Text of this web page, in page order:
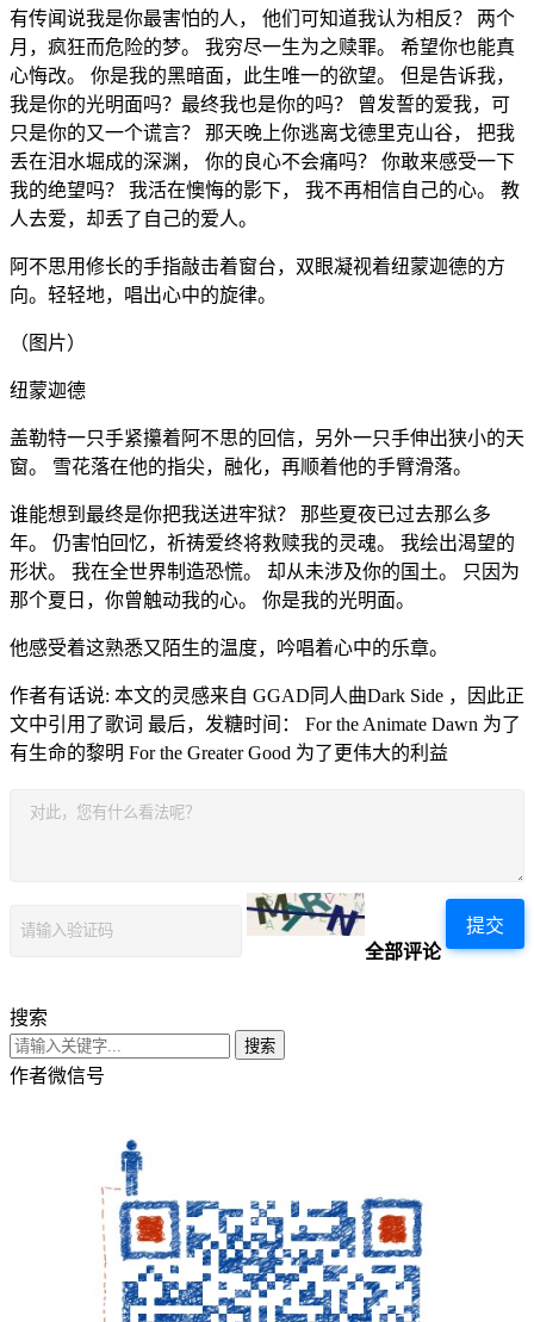
有传闻说我是你最害怕的人， 他们可知道我认为相反？ 两个
月，疯狂而危险的梦。 我穷尽一生为之赎罪。 希望你也能真
心悔改。 你是我的黑暗面，此生唯一的欲望。 但是告诉我，
我是你的光明面吗？最终我也是你的吗？ 曾发誓的爱我，可
只是你的又一个谎言？ 那天晚上你逃离戈德里克山谷， 把我
丢在泪水堀成的深渊， 你的良心不会痛吗？ 你敢来感受一下
我的绝望吗？ 我活在懊悔的影下， 我不再相信自己的心。 教
人去爱，却丢了自己的爱人。
阿不思用修长的手指敲击着窗台，双眼凝视着纽蒙迦德的方
向。轻轻地，唱出心中的旋律。
（图片）
纽蒙迦德
盖勒特一只手紧攥着阿不思的回信，另外一只手伸出狭小的天
窗。 雪花落在他的指尖，融化，再顺着他的手臂滑落。
谁能想到最终是你把我送进牢狱？ 那些夏夜已过去那么多
年。 仍害怕回忆，祈祷爱终将救赎我的灵魂。 我绘出渴望的
形状。 我在全世界制造恐慌。 却从未涉及你的国土。 只因为
那个夏日，你曾触动我的心。 你是我的光明面。
他感受着这熟悉又陌生的温度，吟唱着心中的乐章。
作者有话说: 本文的灵感来自 GGAD同人曲Dark Side ，因此正
文中引用了歌词 最后，发糖时间： For the Animate Dawn 为了
有生命的黎明 For the Greater Good 为了更伟大的利益
提交
全部评论
搜索
搜索
作者微信号